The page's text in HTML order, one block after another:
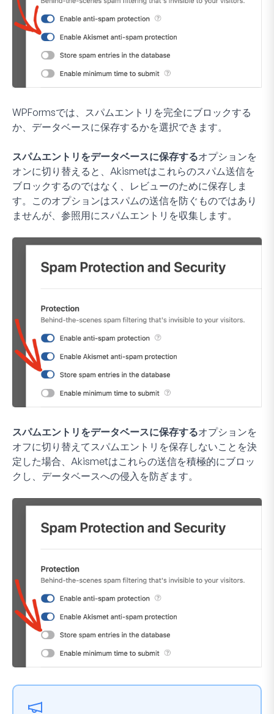
WPFormsでは、スパムエントリを完全にブロックする
か、データベースに保存するかを選択できます。
スパムエントリをデータベースに保存するオプションを
オンに切り替えると、Akismetはこれらのスパム送信を
ブロックするのではなく、レビューのために保存しま
す。このオプションはスパムの送信を防ぐものではあり
ませんが、参照用にスパムエントリを収集します。
スパムエントリをデータベースに保存するオプションを
オフに切り替えてスパムエントリを保存しないことを決
定した場合、Akismetはこれらの送信を積極的にブロッ
クし、データベースへの侵入を防ぎます。